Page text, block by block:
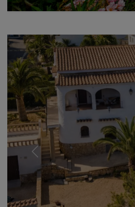
Previous